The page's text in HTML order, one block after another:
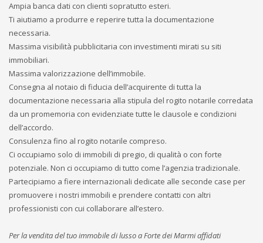
Ampia banca dati con clienti sopratutto esteri.
Ti aiutiamo a produrre e reperire tutta la documentazione
necessaria.
Massima visibilità pubblicitaria con investimenti mirati su siti
immobiliari.
Massima valorizzazione dell’immobile.
Consegna al notaio di fiducia dell’acquirente di tutta la
documentazione necessaria alla stipula del rogito notarile corredata
da un promemoria con evidenziate tutte le clausole e condizioni
dell’accordo.
Consulenza fino al rogito notarile compreso.
Ci occupiamo solo di immobili di pregio, di qualità o con forte
potenziale. Non ci occupiamo di tutto come l’agenzia tradizionale.
Partecipiamo a fiere internazionali dedicate alle seconde case per
promuovere i nostri immobili e prendere contatti con altri
professionisti con cui collaborare all’estero.
Per la vendita del tuo immobile di lusso a Forte dei Marmi affidati